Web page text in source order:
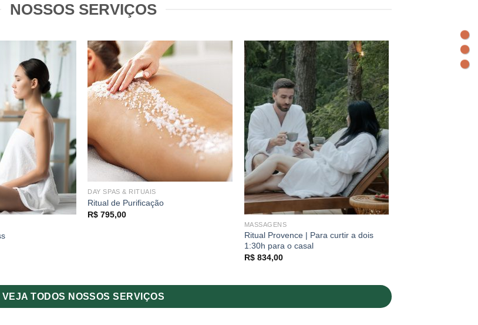
NOSSOS SERVIÇOS
DAY SPAS & RITUAIS
Ritual de Purificação
R$ 795,00
MASSAGENS
Ritual Provence | Para curtir a dois
1:30h para o casal
R$834,00
VEJA TODOS NOSSOS SERVIÇOS